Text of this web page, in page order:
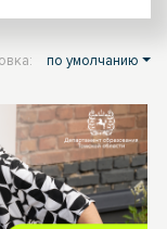
по умолчанию